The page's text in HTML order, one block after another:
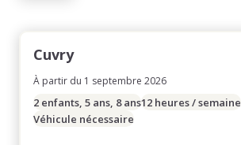
Cuvry
À partir du 1 septembre 2026
2 enfants, 5 ans, 8 ans12 heures / semaine
Véhicule nécessaire